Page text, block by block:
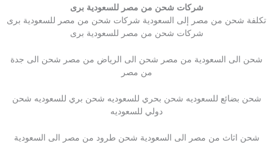
شركات شحن من مصر للسعودية برى
تكلفة شحن من مصر إلى السعودية شركات شحن من مصر للسعودية برى
شركات شحن من مصر للسعودية برى
شحن الى السعودية من مصر شحن الى الرياض من مصر شحن الى جدة
من مصر
شحن بضائع للسعوديه شحن بحري للسعوديه شحن بري للسعوديه شحن
دولي للسعوديه
شحن اثاث من مصر الى السعودية شحن طرود من مصر الى السعودية